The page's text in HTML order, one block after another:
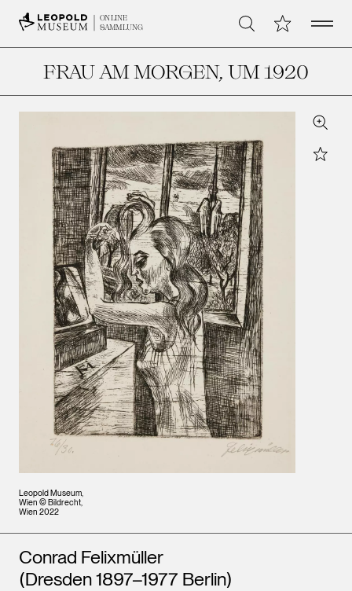
ONLINE
SAMMLUNG
Suche Meine Open
FRAU AM MORGEN, UM 1920
Leopold Museum,
Wien © Bildrecht,
Wien 2022
Zoom
Star
Künstler*innen
Conrad Felixmüller
(Dresden 1897–1977 Berlin)